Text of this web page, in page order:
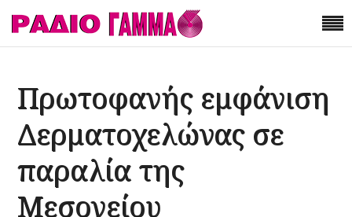
Πρωτοφανής εμφάνιση
Δερματοχελώνας σε
παραλία της
Μεσογείου